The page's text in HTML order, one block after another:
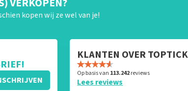
kopen wij ze wel van je!
KLANTEN OVER
Op basis van 113.242reviews
Lees reviews